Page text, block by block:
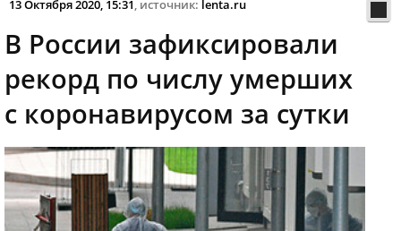
13 Октября 2020, 15:31, источник: lenta.ru
В России зафиксировали
рекорд по числу умерших
с коронавирусом за сутки